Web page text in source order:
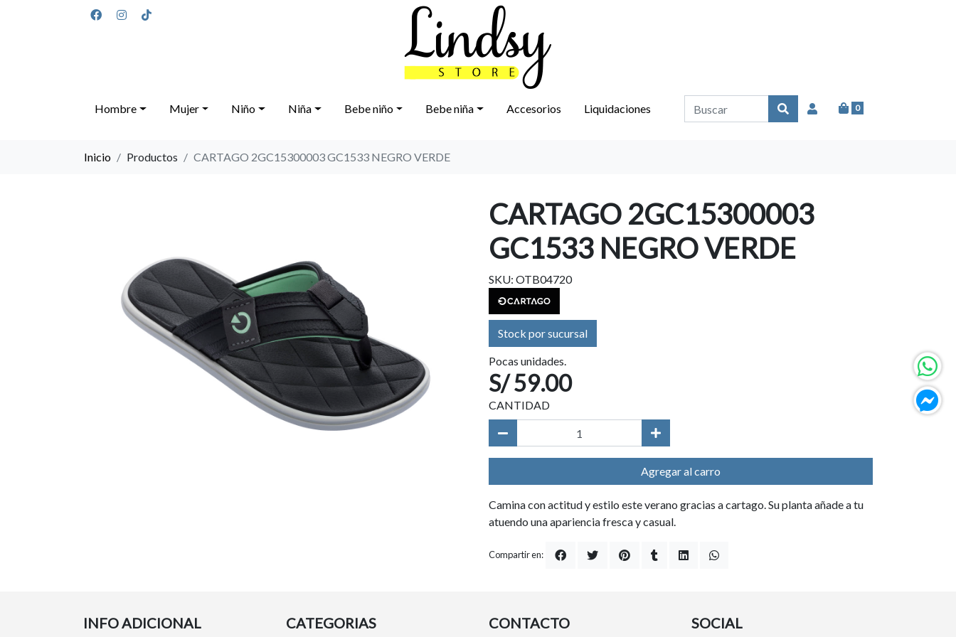
0
Hombre Mujer Niño Niña Bebe niño Bebe niña Accesorios Liquidaciones
Inicio Productos CARTAGO 2GC15300003 GC1533 NEGRO VERDE
CARTAGO 2GC15300003
GC1533 NEGRO VERDE
SKU: OTB04720
Stock por sucursal
Pocas unidades.
S/ 59.00
CANTIDAD
Agregar al carro
Camina con actitud y estilo este verano gracias a cartago. Su planta añade a tu
atuendo una apariencia fresca y casual.
Compartir en:
INFO ADICIONAL CATEGORIAS CONTACTO SOCIAL